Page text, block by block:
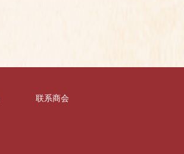
联系商会